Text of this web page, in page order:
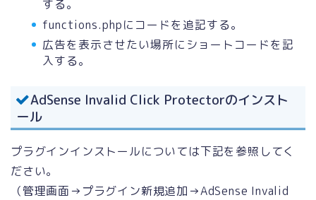
する。
functions.phpにコードを追記する。
広告を表示させたい場所にショートコードを記
入する。
AdSense Invalid Click Protectorのインスト
ール
プラグインインストールについては下記を参照してく
ださい。
（管理画面→プラグイン新規追加→AdSense Invalid